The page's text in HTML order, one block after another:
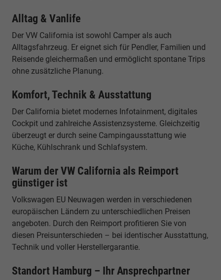
Alltag & Vanlife
Der VW California ist sowohl Camper als auch
Alltagsfahrzeug. Er eignet sich für Pendler, Familien und
Reisende gleichermaßen und ermöglicht spontane Trips
ohne zusätzliche Planung.
Komfort, Technik & Ausstattung
Der California bietet modernes Infotainment, digitales
Cockpit und zahlreiche Assistenzsysteme. Gleichzeitig
überzeugt er durch seine Campingausstattung wie
Küche, Kühlschrank und Schlafsystem.
Warum der VW California als Reimport
günstiger ist
Volkswagen EU Neuwagen werden in verschiedenen
europäischen Ländern zu unterschiedlichen Preisen
angeboten. Durch den Reimport profitieren Sie von
diesen Preisunterschieden – bei identischer Ausstattung,
Technik und voller Herstellergarantie.
Standort Hamburg – Ihr Ansprechpartner